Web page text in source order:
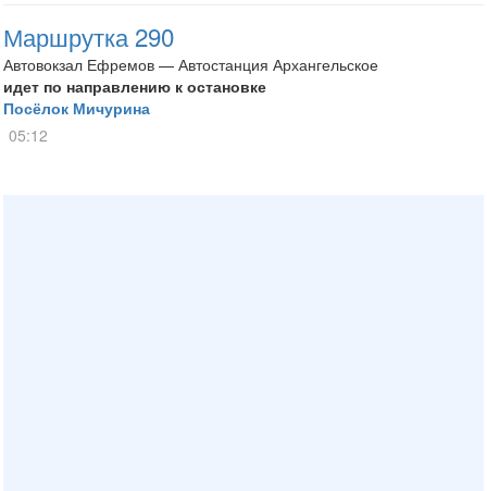
Маршрутка 290
Автовокзал Ефремов — Автостанция Архангельское
идет по направлению к остановке
Посёлок Мичурина
05:12